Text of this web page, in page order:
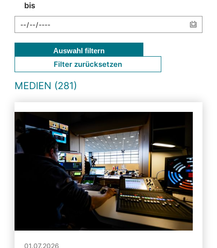
bis
Auswahl filtern
Filter zurücksetzen
MEDIEN (281)
01.07.2026